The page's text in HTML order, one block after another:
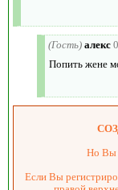
(Гость) алекс
Попить жене
Но Вы
Если Вы